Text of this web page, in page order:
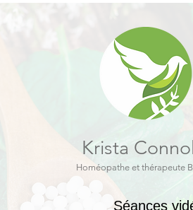
Krista
Homéopathe et thérapeute
Séances